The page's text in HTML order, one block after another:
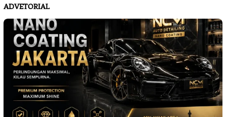
ADVETORIAL